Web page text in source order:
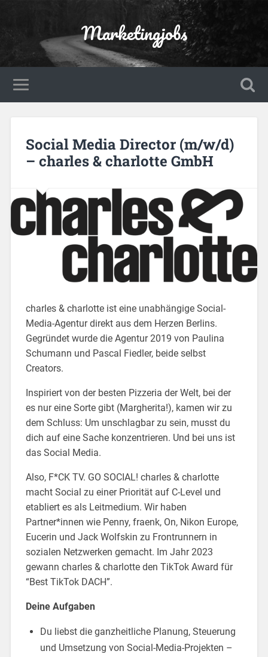
Marketingjobs
Social Media Director (m/w/d)
– charles & charlotte GmbH
charles & charlotte ist eine unabhängige Social-
Media-Agentur direkt aus dem Herzen Berlins.
Gegründet wurde die Agentur 2019 von Paulina
Schumann und Pascal Fiedler, beide selbst
Creators.
Inspiriert von der besten Pizzeria der Welt, bei der
es nur eine Sorte gibt (Margherita!), kamen wir zu
dem Schluss: Um unschlagbar zu sein, musst du
dich auf eine Sache konzentrieren. Und bei uns ist
das Social Media.
Also, F*CK TV. GO SOCIAL! charles & charlotte
macht Social zu einer Priorität auf C-Level und
etabliert es als Leitmedium. Wir haben
Partner*innen wie Penny, fraenk, On, Nikon Europe,
Eucerin und Jack Wolfskin zu Frontrunnern in
sozialen Netzwerken gemacht. Im Jahr 2023
gewann charles & charlotte den TikTok Award für
“Best TikTok DACH”.
Deine Aufgaben
Du liebst die ganzheitliche Planung, Steuerung
und Umsetzung von Social-Media-Projekten –